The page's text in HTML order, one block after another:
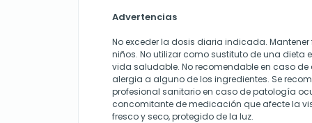
Advertencias
No exceder la dosis diaria indicada.
niños. No utilizar como sustituto de una dieta
vida saludable. No recomendable en caso
alergia a alguno de los ingredientes. Se
profesional sanitario en caso de patología
concomitante de medicación que afecte la
fresco y seco, protegido de la luz.